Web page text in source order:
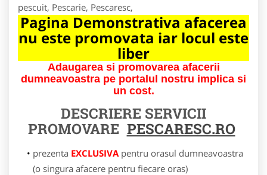
pescuit, Pescarie, Pescaresc,
Pagina Demonstrativa afacerea
nu este promovata iar locul este
liber
Adaugarea si promovarea afacerii
dumneavoastra pe portalul nostru implica si
un cost.
DESCRIERE SERVICII
PROMOVARE PESCARESC.RO
prezenta EXCLUSIVApentru orasul dumneavoastra
(o singura afacere pentru fiecare oras)